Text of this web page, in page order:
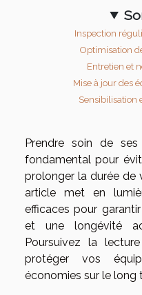
Inspection
Optimisation
Entretien et
Mise à jour des
Sensibilisation
Prendre soin de
fondamental pour
prolonger la durée de
article met en
efficaces pour
et une longévité
Poursuivez la
protéger vos
économies sur le long